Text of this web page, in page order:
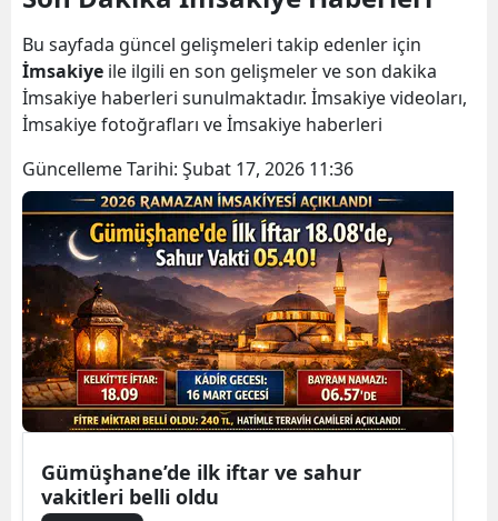
Bingöl
Bitlis
Bolu
Burdur
Bursa
Çanakkale
Çankırı
Çorum
Denizli
Diyarbakır
Bu sayfada güncel gelişmeleri takip edenler için
İmsakiye ile ilgili en son gelişmeler ve son dakika
İmsakiye haberleri sunulmaktadır. İmsakiye videoları,
İmsakiye fotoğrafları ve İmsakiye haberleri
Güncelleme Tarihi: Şubat 17, 2026 11:36
Gümüşhane’de ilk iftar ve sahur
vakitleri belli oldu